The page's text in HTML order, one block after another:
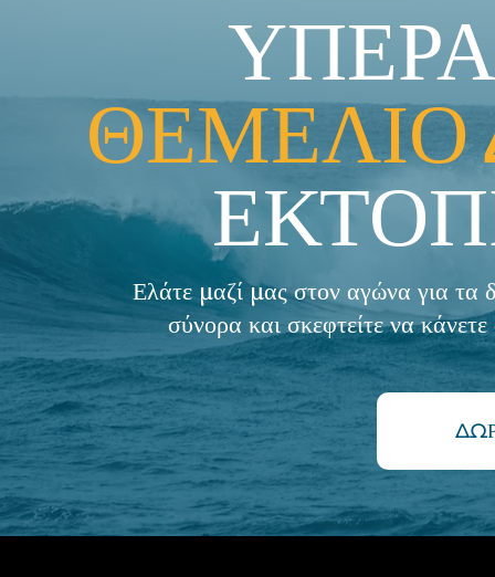
ΘΕΜΕΛΙΟ
Ελάτε μαζί μας στον αγώνα για τα
σύνορα και σκεφτείτε να